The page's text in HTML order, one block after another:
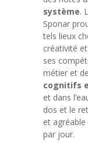
système.
Sponar
tels lieux
créativité
ses
métier et
cognitifs
et dans
dos et le
et
par jour.